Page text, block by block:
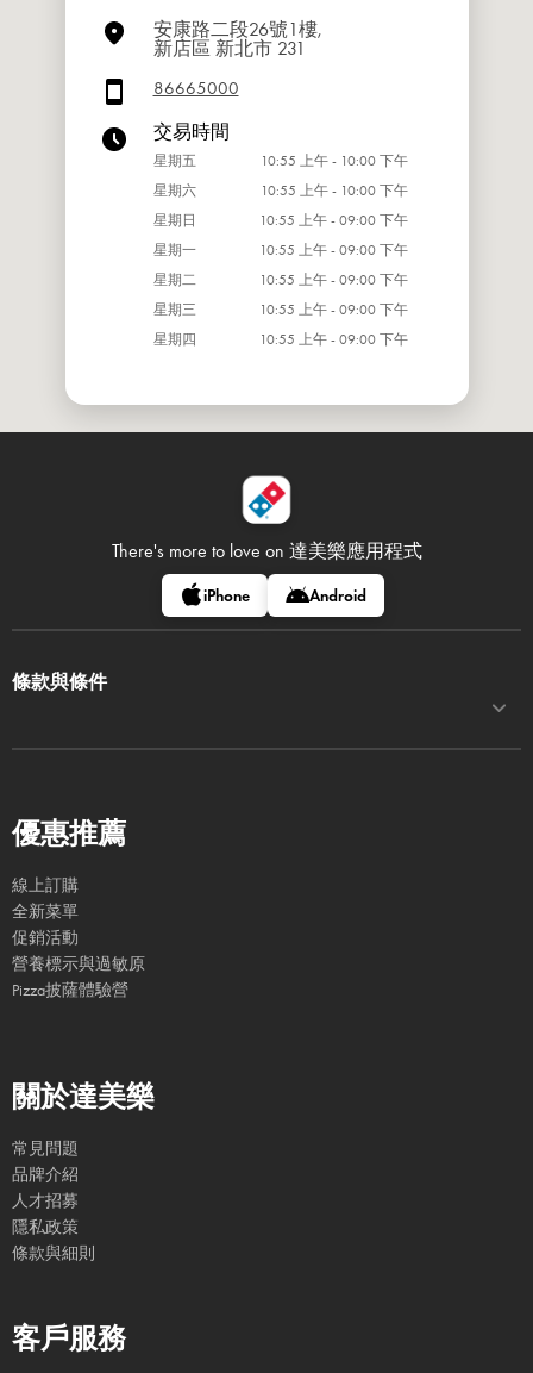
安康路二段26號1樓,
新店區 新北市 231
86665000
交易時間
星期五
10:55 上午 - 10:00 下午
星期六
10:55 上午 - 10:00 下午
星期日
10:55 上午 - 09:00 下午
星期一
10:55 上午 - 09:00 下午
星期二
10:55 上午 - 09:00 下午
星期三
10:55 上午 - 09:00 下午
星期四
10:55 上午 - 09:00 下午
There's more to love on 達美樂應用程式
iPhone Android
條款與條件
優惠推薦
線上訂購
全新菜單
促銷活動
營養標示與過敏原
Pizza披薩體驗營
關於達美樂
常見問題
品牌介紹
人才招募
隱私政策
條款與細則
客戶服務